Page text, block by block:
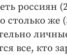
россиян
столько же
все, кто